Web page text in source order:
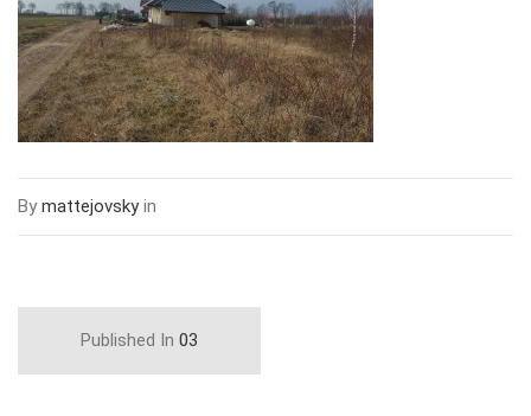
By mattejovsky in
Published In 03